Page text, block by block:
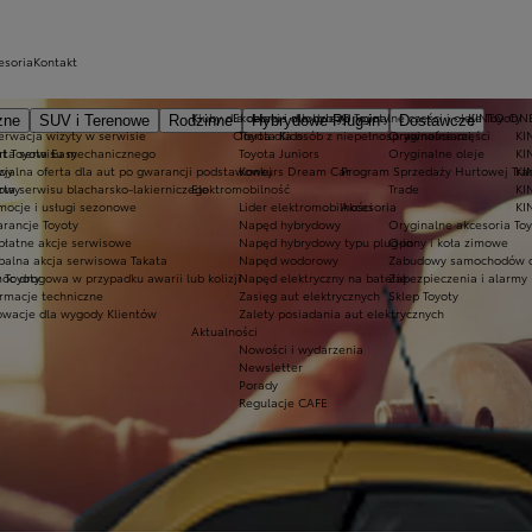
SUV i Terenowe Rodzinne Hybrydowe Plug-in
Dostawcze
Ekobonus dla hybryd Toyoty
Oferta dla osób z niepełnosprawnościami
Toyoty
Kluby dla dzieci i młodzieży
Toyota Kids
Toyota Juniors
Konkurs Dream Car
Elektromobilność
Lider elektromobilności
Napęd hybrydowy
Napęd hybrydowy typu plug-in
Napęd wodorowy
Napęd elektryczny na baterię
Zasięg aut elektrycznych
Zalety posiadania aut elektrycznych
Aktualności
Nowości i wydarzenia
Newsletter
Porady
Regulacje CAFE
Toyota Easy
KINTO
wizyty w serwisie
serwisu mechanicznego
oferta dla aut po gwarancji podstawowej
serwisu blacharsko-lakierniczego
i usługi sezonowe
Toyoty
akcje serwisowe
akcja serwisowa Takata
drogowa w przypadku awarii lub kolizji
techniczne
dla wygody Klientów
Oryginalne części i oleje Toyoty
Oryginalne części
Oryginalne oleje
Program Sprzedaży Hurtowej
Trade
Akcesoria
Oryginalne akcesoria
Opony i koła zimowe
Zabudowy samochodów
Zabezpieczenia i alarmy
Sklep Toyoty
Kontakt